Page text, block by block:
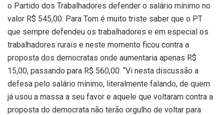
o Partido dos Trabalhadores defender o salário mínimo no
valor R$ 545,00. Para Tom é muito triste saber que o PT
que sempre defendeu os trabalhadores e em especial os
trabalhadores rurais e neste momento ficou contra a
proposta dos democratas onde aumentaria apenas R$
15,00, passando para R$ 560,00. “Vi nesta discussão a
defesa pelo salário mínimo, literalmente falando, de quem
já usou a massa a seu favor e aquele que voltaram contra a
proposta do democrata não terão orgulho de voltar para